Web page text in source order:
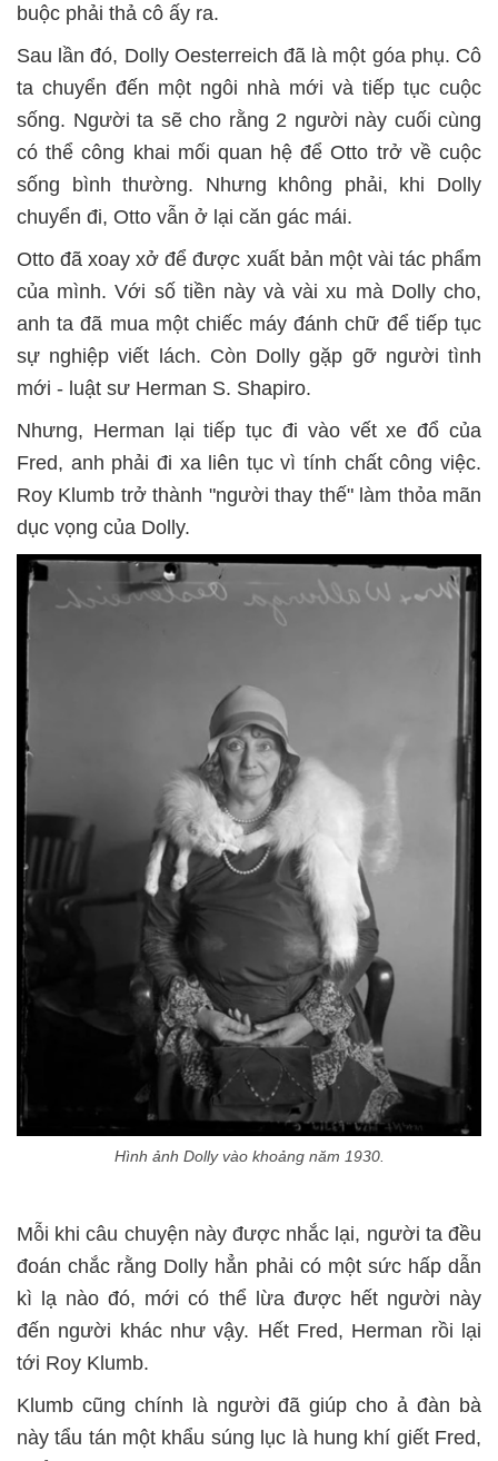
buộc phải thả cô ấy ra.
Sau lần đó, Dolly Oesterreich đã là một góa phụ. Cô
ta chuyển đến một ngôi nhà mới và tiếp tục cuộc
sống. Người ta sẽ cho rằng 2 người này cuối cùng
có thể công khai mối quan hệ để Otto trở về cuộc
sống bình thường. Nhưng không phải, khi Dolly
chuyển đi, Otto vẫn ở lại căn gác mái.
Otto đã xoay xở để được xuất bản một vài tác phẩm
của mình. Với số tiền này và vài xu mà Dolly cho,
anh ta đã mua một chiếc máy đánh chữ để tiếp tục
sự nghiệp viết lách. Còn Dolly gặp gỡ người tình
mới - luật sư Herman S. Shapiro.
Nhưng, Herman lại tiếp tục đi vào vết xe đổ của
Fred, anh phải đi xa liên tục vì tính chất công việc.
Roy Klumb trở thành "người thay thế" làm thỏa mãn
dục vọng của Dolly.
Hình ảnh Dolly vào khoảng năm 1930.
Mỗi khi câu chuyện này được nhắc lại, người ta đều
đoán chắc rằng Dolly hẳn phải có một sức hấp dẫn
kì lạ nào đó, mới có thể lừa được hết người này
đến người khác như vậy. Hết Fred, Herman rồi lại
tới Roy Klumb.
Klumb cũng chính là người đã giúp cho ả đàn bà
này tẩu tán một khẩu súng lục là hung khí giết Fred,